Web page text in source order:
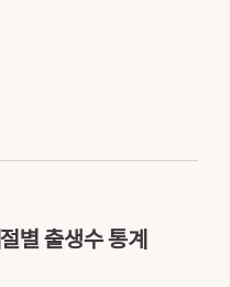
별 출생수 통계